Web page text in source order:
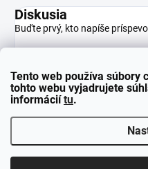
Tento web používa súbory
tohto webu vyjadrujete
informáciítu.
Diskusia
Buďte prvý, kto napíše
Pridať komentár